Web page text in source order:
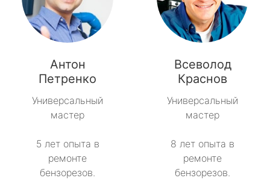
Антон
Петренко
Универсальный
мастер
5 лет опыта в
ремонте
бензорезов.
Всеволод
Краснов
Универсальный
мастер
8 лет опыта в
ремонте
бензорезов.